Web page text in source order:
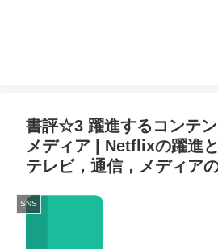
書評☆3 躍進するコンテ
メディア | Netflixの躍進
テレビ，通信，メディア
SNS